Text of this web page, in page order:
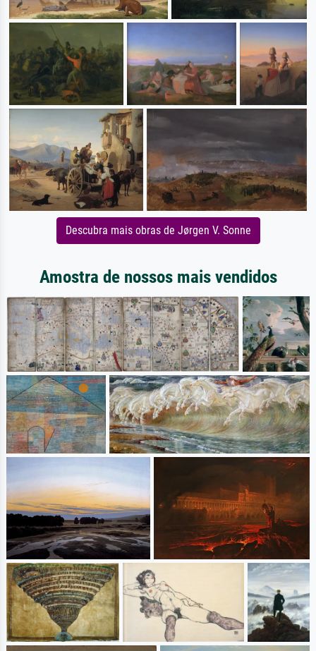
Descubra mais obras de Jørgen V. Sonne
Amostra de nossos mais vendidos